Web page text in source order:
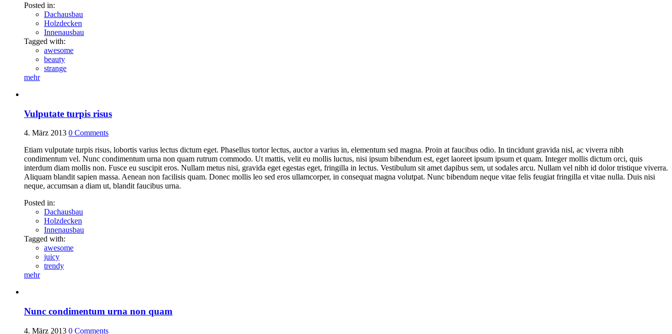
Posted in:
Dachausbau
Holzdecken
Innenausbau
Tagged with:
awesome
beauty
strange
mehr
Vulputate turpis risus
4. März 2013 0 Comments
Etiam vulputate turpis risus, lobortis varius lectus dictum eget. Phasellus tortor lectus, auctor a varius in, elementum sed magna. Proin at faucibus odio. In tincidunt gravida nisl, ac viverra nibh
condimentum vel. Nunc condimentum urna non quam rutrum commodo. Ut mattis, velit eu mollis luctus, nisi ipsum bibendum est, eget laoreet ipsum ipsum et quam. Integer mollis dictum orci, quis
interdum diam mollis non. Fusce eu suscipit eros. Nullam metus nisi, gravida eget egestas eget, fringilla in lectus. Vestibulum sit amet dapibus sem, ut sodales arcu. Nullam vel nibh id dolor tristique viverra.
Aliquam blandit sapien massa. Aenean non facilisis quam. Donec mollis leo sed eros ullamcorper, in consequat magna volutpat. Nunc bibendum neque vitae felis feugiat fringilla et vitae nulla. Duis nisi
neque, accumsan a diam ut, blandit faucibus urna.
Posted in:
Dachausbau
Holzdecken
Innenausbau
Tagged with:
awesome
juicy
trendy
mehr
Nunc condimentum urna non quam
4. März 2013 0 Comments